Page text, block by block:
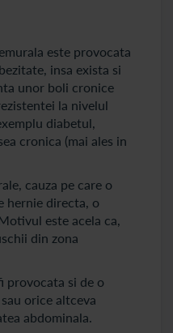
este provocata
insa exista si
unor boli cronice
la nivelul
diabetul,
cronica (mai ales in
cauza pe care o
hernie directa, o
este acela ca,
din zona
provocata si de o
orice altceva
abdominala.